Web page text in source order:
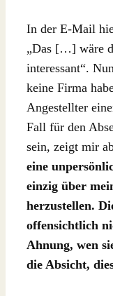
In der E-Mail
„Das […] wäre
interessant“.
keine Firma
Angestellter
Fall für den
sein, zeigt mir
eine
einzig über
herzustellen.
offensichtlich
Ahnung, wen
die Absicht,